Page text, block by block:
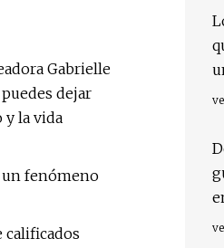
Gabrielle
dejar
la vida
un fenómeno
calificados